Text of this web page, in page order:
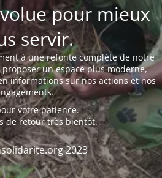
pour mieux
servir.
à une refonte complète de notre
un espace plus moderne,
informations sur nos actions et nos
votre patience.
de retour très bientôt.
2023